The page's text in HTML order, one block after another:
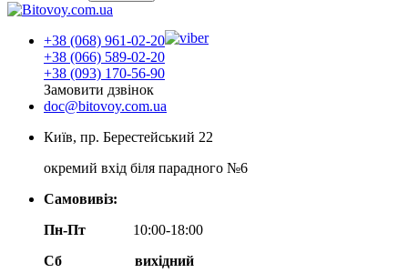
+38 (068) 961-02-20
+38 (066) 589-02-20
+38 (093) 170-56-90
Замовити дзвінок
doc@bitovoy.com.ua
Київ, пр. Берестейський 22
окремий вхід біля парадного №6
Самовивіз:
Пн-Пт
10:00-18:00
Сб
вихідний